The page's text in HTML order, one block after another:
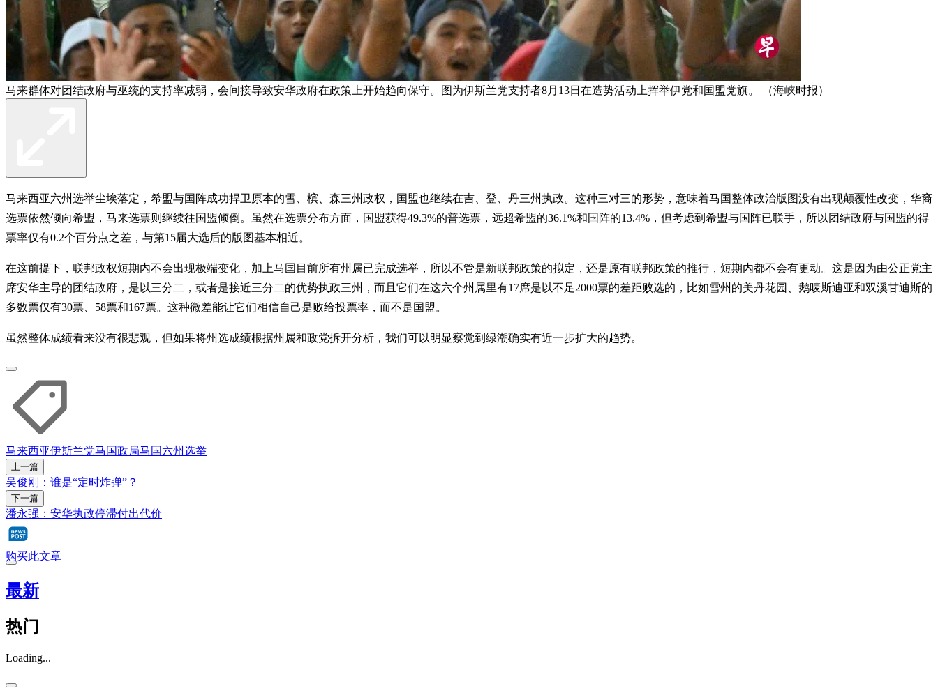
马来群体对团结政府与巫统的支持率减弱，会间接导致安华政府在政策上开始趋向保守。图为伊斯兰党支持者8月13日在造势活动上挥举伊党和国盟党旗。 （海峡时报）
马来西亚六州选举尘埃落定，希盟与国阵成功捍卫原本的雪、槟、森三州政权，国盟也继续在吉、登、丹三州执政。这种三对三的形势，意味着马国整体政治版图没有出现颠覆性改变，华裔
选票依然倾向希盟，马来选票则继续往国盟倾倒。虽然在选票分布方面，国盟获得49.3%的普选票，远超希盟的36.1%和国阵的13.4%，但考虑到希盟与国阵已联手，所以团结政府与国盟的得
票率仅有0.2个百分点之差，与第15届大选后的版图基本相近。
在这前提下，联邦政权短期内不会出现极端变化，加上马国目前所有州属已完成选举，所以不管是新联邦政策的拟定，还是原有联邦政策的推行，短期内都不会有更动。这是因为由公正党主
席安华主导的团结政府，是以三分二，或者是接近三分二的优势执政三州，而且它们在这六个州属里有17席是以不足2000票的差距败选的，比如雪州的美丹花园、鹅唛斯迪亚和双溪甘迪斯的
多数票仅有30票、58票和167票。这种微差能让它们相信自己是败给投票率，而不是国盟。
虽然整体成绩看来没有很悲观，但如果将州选成绩根据州属和政党拆开分析，我们可以明显察觉到绿潮确实有近一步扩大的趋势。
马来西亚伊斯兰党马国政局马国六州选举
上一篇
吴俊刚：谁是“定时炸弹”？
下一篇
潘永强：安华执政停滞付出代价
购买此文章
最新
热门
Loading...